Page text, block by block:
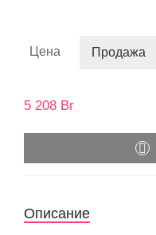
Цена Продажа
5 208 Br
Описание